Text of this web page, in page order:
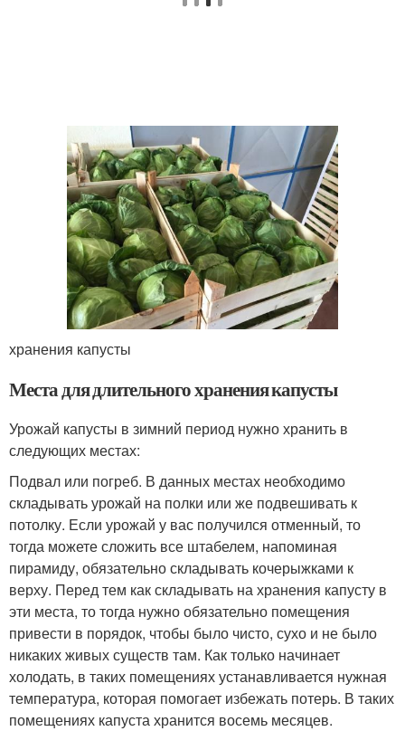
хранения капусты
Места для длительного хранения капусты
Урожай капусты в зимний период нужно хранить в
следующих местах:
Подвал или погреб. В данных местах необходимо
складывать урожай на полки или же подвешивать к
потолку. Если урожай у вас получился отменный, то
тогда можете сложить все штабелем, напоминая
пирамиду, обязательно складывать кочерыжками к
верху. Перед тем как складывать на хранения капусту в
эти места, то тогда нужно обязательно помещения
привести в порядок, чтобы было чисто, сухо и не было
никаких живых существ там. Как только начинает
холодать, в таких помещениях устанавливается нужная
температура, которая помогает избежать потерь. В таких
помещениях капуста хранится восемь месяцев.